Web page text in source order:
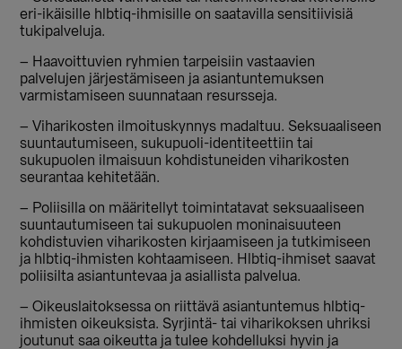
eri-ikäisille hlbtiq-ihmisille on saatavilla sensitiivisiä
tukipalveluja.
– Haavoittuvien ryhmien tarpeisiin vastaavien
palvelujen järjestämiseen ja asiantuntemuksen
varmistamiseen suunnataan resursseja.
– Viharikosten ilmoituskynnys madaltuu. Seksuaaliseen
suuntautumiseen, sukupuoli-identiteettiin tai
sukupuolen ilmaisuun kohdistuneiden viharikosten
seurantaa kehitetään.
– Poliisilla on määritellyt toimintatavat seksuaaliseen
suuntautumiseen tai sukupuolen moninaisuuteen
kohdistuvien viharikosten kirjaamiseen ja tutkimiseen
ja hlbtiq-ihmisten kohtaamiseen. Hlbtiq-ihmiset saavat
poliisilta asiantuntevaa ja asiallista palvelua.
– Oikeuslaitoksessa on riittävä asiantuntemus hlbtiq-
ihmisten oikeuksista. Syrjintä- tai viharikoksen uhriksi
joutunut saa oikeutta ja tulee kohdelluksi hyvin ja